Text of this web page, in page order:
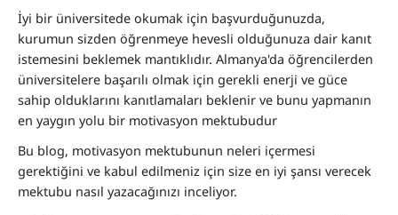
8. Düzeltme okuması konusunda disiplinli olun
9. Harika bir mektup yazmak için kendinize zaman tanıyın
10. Bu temel bilgileri aklınızda tutun
İyi bir üniversitede okumak için başvurduğunuzda,
kurumun sizden öğrenmeye hevesli olduğunuza dair kanıt
istemesini beklemek mantıklıdır. Almanya'da öğrencilerden
üniversitelere başarılı olmak için gerekli enerji ve güce
sahip olduklarını kanıtlamaları beklenir ve bunu yapmanın
en yaygın yolu bir motivasyon mektubudur
Bu blog, motivasyon mektubunun neleri içermesi
gerektiğini ve kabul edilmeniz için size en iyi şansı verecek
mektubu nasıl yazacağınızı inceliyor.